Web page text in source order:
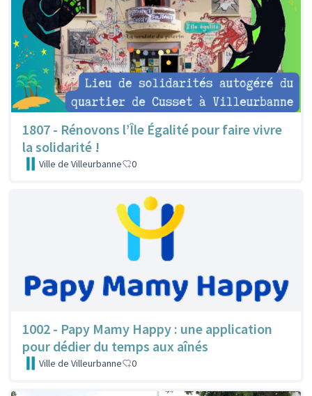
1807 - Rénovons l’Île Égalité pour faire vivre
la solidarité !
Ville de Villeurbanne 0
1002 - Papy Mamy Happy : une application
pour dédier du temps aux aînés
Ville de Villeurbanne 0